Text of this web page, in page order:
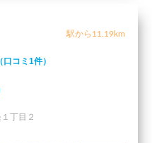
駅から11.19km
（口コミ1件）
丁目２